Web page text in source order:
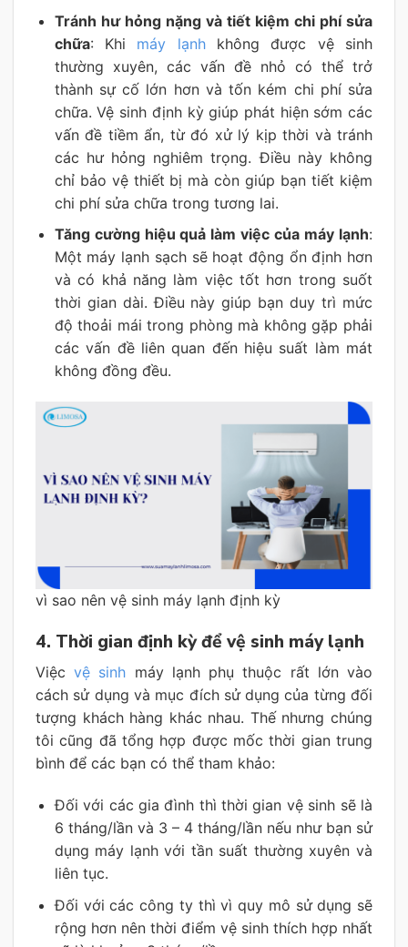
Tránh hư hỏng nặng và tiết kiệm chi phí sửa
chữa: Khi máy lạnhkhông được vệ sinh
thường xuyên, các vấn đề nhỏ có thể trở
thành sự cố lớn hơn và tốn kém chi phí sửa
chữa. Vệ sinh định kỳ giúp phát hiện sớm các
vấn đề tiềm ẩn, từ đó xử lý kịp thời và tránh
các hư hỏng nghiêm trọng. Điều này không
chỉ bảo vệ thiết bị mà còn giúp bạn tiết kiệm
chi phí sửa chữa trong tương lai.
Tăng cường hiệu quả làm việc của máy lạnh:
Một máy lạnh sạch sẽ hoạt động ổn định hơn
và có khả năng làm việc tốt hơn trong suốt
thời gian dài. Điều này giúp bạn duy trì mức
độ thoải mái trong phòng mà không gặp phải
các vấn đề liên quan đến hiệu suất làm mát
không đồng đều.
vì sao nên vệ sinh máy lạnh định kỳ
4. Thời gian định kỳ để vệ sinh máy lạnh
Việcvệ sinh máy lạnh phụ thuộc rất lớn vào
cách sử dụng và mục đích sử dụng của từng đối
tượng khách hàng khác nhau. Thế nhưng chúng
tôi cũng đã tổng hợp được mốc thời gian trung
bình để các bạn có thể tham khảo:
Đối với các gia đình thì thời gian vệ sinh sẽ là
6 tháng/lần và 3 – 4 tháng/lần nếu như bạn sử
dụng máy lạnh với tần suất thường xuyên và
liên tục.
Đối với các công ty thì vì quy mô sử dụng sẽ
rộng hơn nên thời điểm vệ sinh thích hợp nhất